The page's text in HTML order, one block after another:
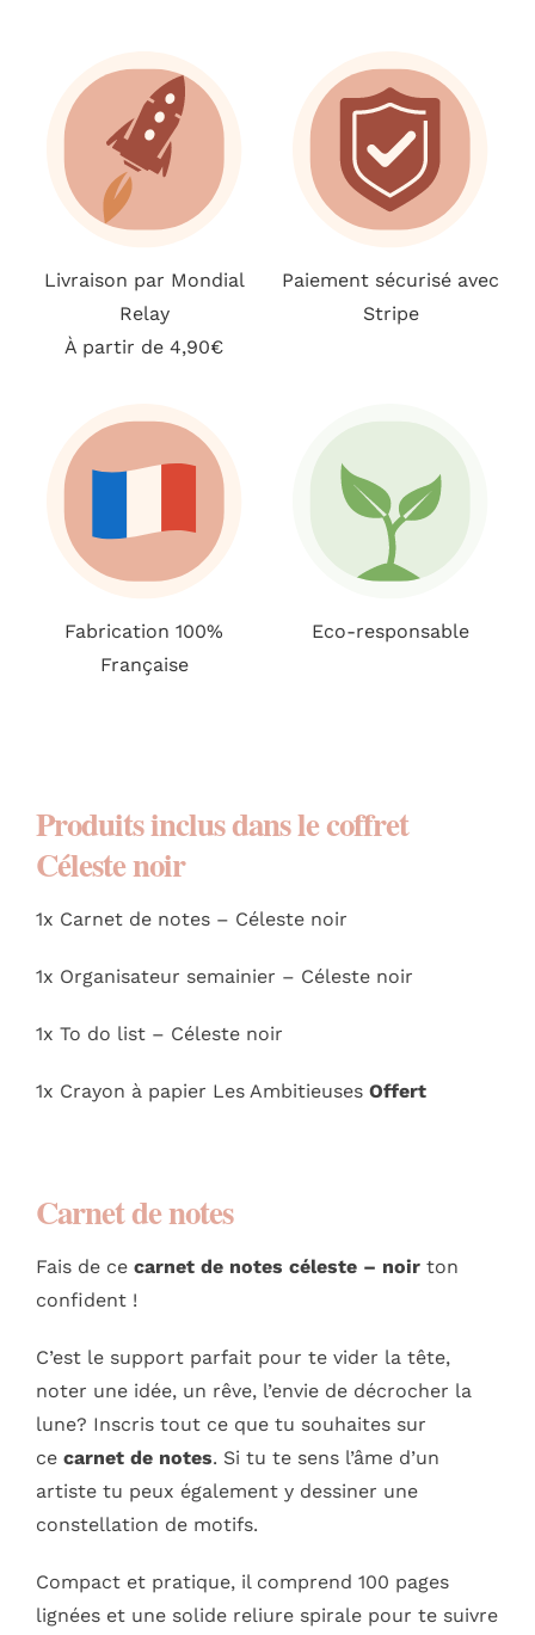
Livraison par Mondial
Relay
À partir de 4,90€
Paiement sécurisé avec
Stripe
Fabrication 100%
Française
Eco-responsable
Produits inclus dans le coffret
Céleste noir
1x Carnet de notes – Céleste noir
1x Organisateur semainier – Céleste noir
1x To do list – Céleste noir
1x Crayon à papier Les Ambitieuses Offert
Carnet de notes
Fais de ce carnet de notes céleste – noirton
confident !
C’est le support parfait pour te vider la tête,
noter une idée, un rêve, l’envie de décrocher la
lune? Inscris tout ce que tu souhaites sur
ce carnet de notes. Si tu te sens l’âme d’un
artiste tu peux également y dessiner une
constellation de motifs.
Compact et pratique, il comprend 100 pages
lignées et une solide reliure spirale pour te suivre